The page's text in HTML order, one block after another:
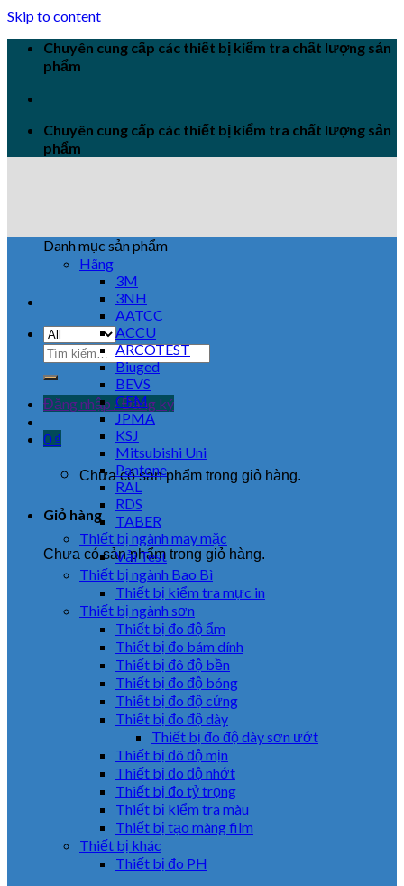
Skip to content
Chuyên cung cấp các thiết bị kiểm tra chất lượng sản
phẩm
Chuyên cung cấp các thiết bị kiểm tra chất lượng sản
phẩm
Đăng nhập / Đăng ký
0 ₫
Chưa có sản phẩm trong giỏ hàng.
Giỏ hàng
Chưa có sản phẩm trong giỏ hàng.
Danh mục sản phẩm
Hãng
3M
3NH
AATCC
ACCU
ARCOTEST
Biuged
BEVS
CEM
JPMA
KSJ
Mitsubishi Uni
Pantone
RAL
RDS
TABER
Thiết bị ngành may mặc
Vải Test
Thiết bị ngành Bao Bì
Thiết bị kiểm tra mực in
Thiết bị ngành sơn
Thiết bị đo độ ẩm
Thiết bị đo bám dính
Thiết bị đô độ bền
Thiết bị đo độ bóng
Thiết bị đo độ cứng
Thiết bị đo độ dày
Thiết bị đo độ dày sơn ướt
Thiết bị đô độ mịn
Thiết bị đo độ nhớt
Thiết bị đo tỷ trọng
Thiết bị kiểm tra màu
Thiết bị tạo màng film
Thiết bị khác
Thiết bị đo PH